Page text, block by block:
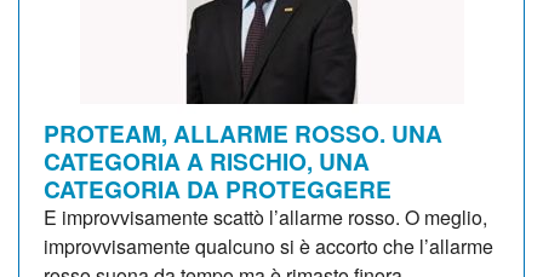
PROTEAM, ALLARME ROSSO. UNA
CATEGORIA A RISCHIO, UNA
CATEGORIA DA PROTEGGERE
E improvvisamente scattò l’allarme rosso. O meglio,
improvvisamente qualcuno si è accorto che l’allarme